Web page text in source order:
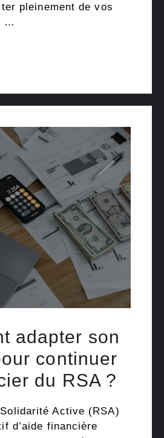
pleinement de vos
…
adapter son
continuer
du RSA ?
Active (RSA)
d’aide financière